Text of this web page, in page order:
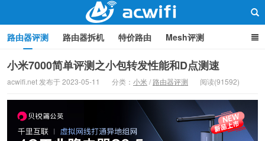
路由器评测 路由器拆机 特价路由 Mesh评测
路由器设置 软路由 路由器刷机 品牌分类 监控
中继/桥接 WIFI周边产品 光猫 疑问集 关于本站
小米7000简单评测之小包转发性能和D点测速
acwifi.net 发布于 2023-05-11 分类： 小米 / 路由器评测 阅读(91592)